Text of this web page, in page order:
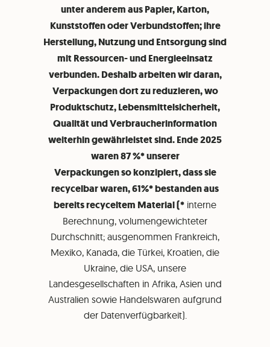
unter anderem aus Papier, Karton,
Kunststoffen oder Verbundstoffen; ihre
Herstellung, Nutzung und Entsorgung sind
mit Ressourcen- und Energieeinsatz
verbunden. Deshalb arbeiten wir daran,
Verpackungen dort zu reduzieren, wo
Produktschutz, Lebensmittelsicherheit,
Qualität und Verbraucherinformation
weiterhin gewährleistet sind. Ende 2025
waren 87 %* unserer
Verpackungen so konzipiert, dass sie
recycelbar waren, 61%* bestanden aus
bereits recyceltem Material (* interne
Berechnung, volumengewichteter
Durchschnitt; ausgenommen Frankreich,
Mexiko, Kanada, die Türkei, Kroatien, die
Ukraine, die USA, unsere
Landesgesellschaften in Afrika, Asien und
Australien sowie Handelswaren aufgrund
der Datenverfügbarkeit).